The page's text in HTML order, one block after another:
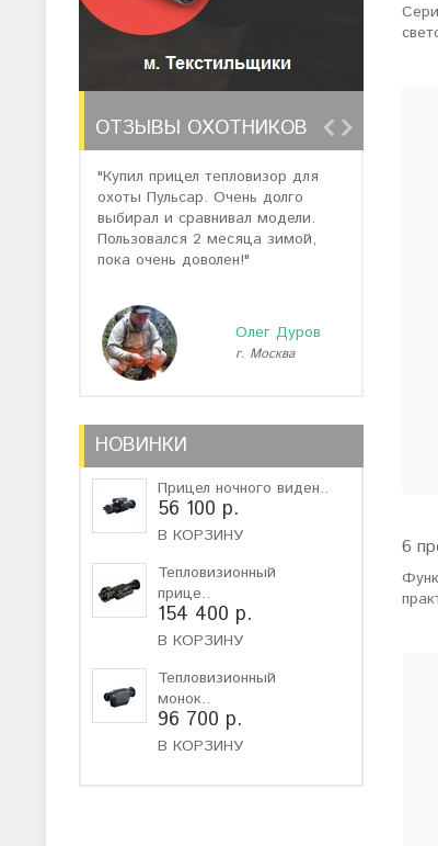
ОТЗЫВЫ ОХОТНИКОВ
"Купил прицел тепловизор для
охоты Пульсар. Очень долго
выбирал и сравнивал модели.
Пользовался 2 месяца зимой,
пока очень доволен!"
Олег Дуров
г. Москва
много,
не
НОВИНКИ
Прицел ночного виден..
56 100 р.
В КОРЗИНУ
Тепловизионный
прице..
154 400 р.
В КОРЗИНУ
Тепловизионный
монок..
96 700 р.
В КОРЗИНУ
6